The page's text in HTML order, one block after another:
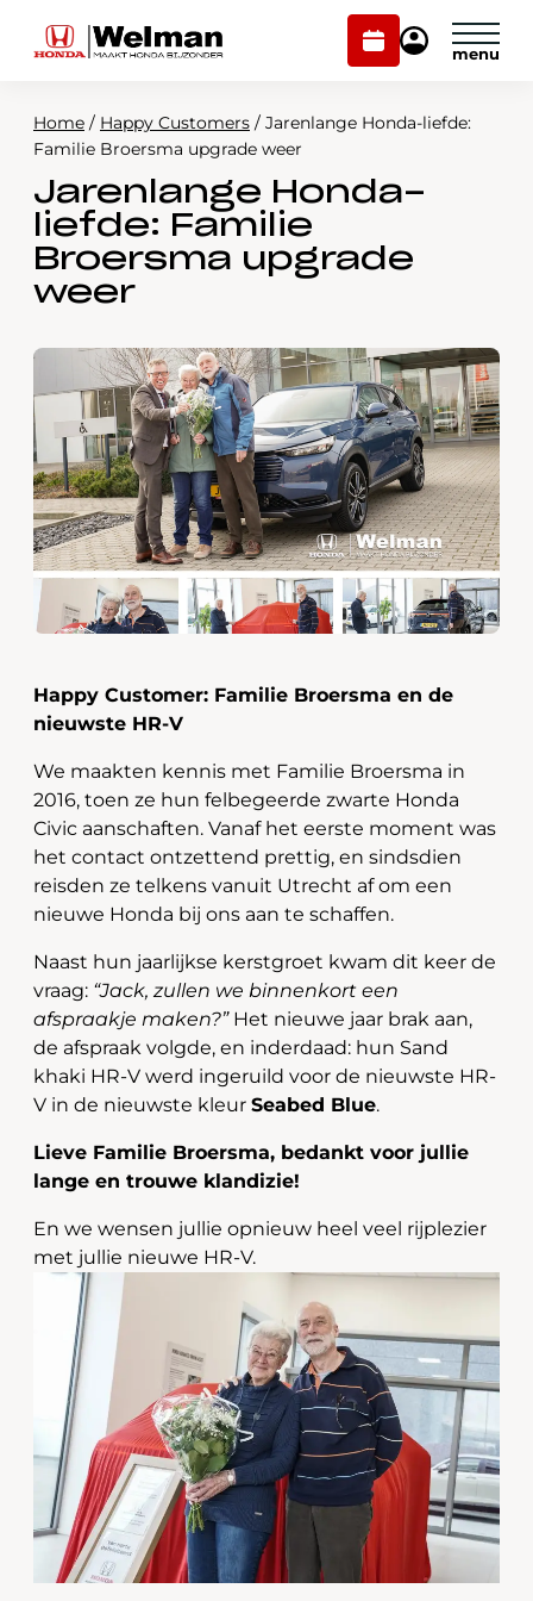
Plan
onderhoud
Mijn
Modellen
Voorraad
Onderhoud en service
Webshop
Contact
Plan onderhoud
Mijn Honda Welman
Home / Happy Customers / Jarenlange Honda-liefde:
Familie Broersma upgrade weer
Jarenlange Honda-
liefde: Familie
Broersma upgrade
weer
Happy Customer: Familie Broersma en de
nieuwste HR-V
We maakten kennis met Familie Broersma in
2016, toen ze hun felbegeerde zwarte Honda
Civic aanschaften. Vanaf het eerste moment was
het contact ontzettend prettig, en sindsdien
reisden ze telkens vanuit Utrecht af om een
nieuwe Honda bij ons aan te schaffen.
Naast hun jaarlijkse kerstgroet kwam dit keer de
vraag: “Jack, zullen we binnenkort een
afspraakje maken?”Het nieuwe jaar brak aan,
de afspraak volgde, en inderdaad: hun Sand
khaki HR-V werd ingeruild voor de nieuwste HR-
V in de nieuwste kleur Seabed Blue.
Lieve Familie Broersma, bedankt voor jullie
lange en trouwe klandizie!
En we wensen jullie opnieuw heel veel rijplezier
met jullie nieuwe HR-V.